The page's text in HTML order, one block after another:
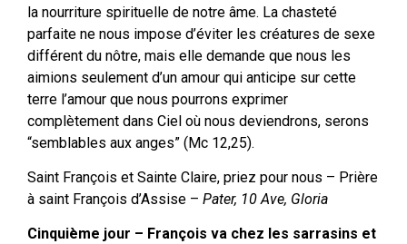
la nourriture spirituelle de notre âme. La chasteté
parfaite ne nous impose d’éviter les créatures de sexe
différent du nôtre, mais elle demande que nous les
aimions seulement d’un amour qui anticipe sur cette
terre l’amour que nous pourrons exprimer
complètement dans Ciel où nous deviendrons, serons
“semblables aux anges” (Mc 12,25).
Saint François et Sainte Claire, priez pour nous – Prière
à saint François d’Assise – Pater, 10 Ave, Gloria
Cinquième jour – François va chez les sarrasins et